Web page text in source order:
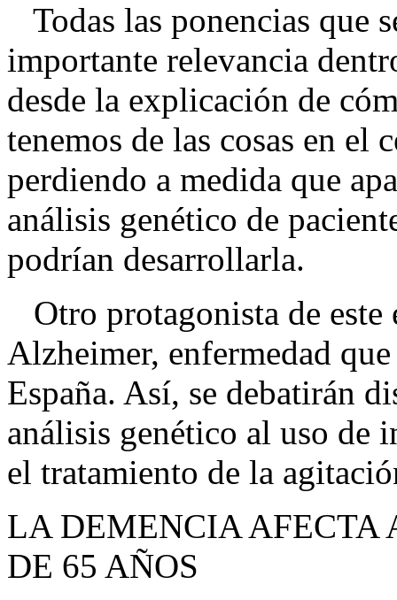
Todas las ponencias que
importante relevancia
desde la explicación de
tenemos de las cosas en el
perdiendo a medida que
análisis genético de
podrían desarrollarla.
Otro protagonista de este
Alzheimer, enfermedad
España. Así, se debatirán
análisis genético al uso de
el tratamiento de la
LA DEMENCIA AFECTA
DE 65 AÑOS